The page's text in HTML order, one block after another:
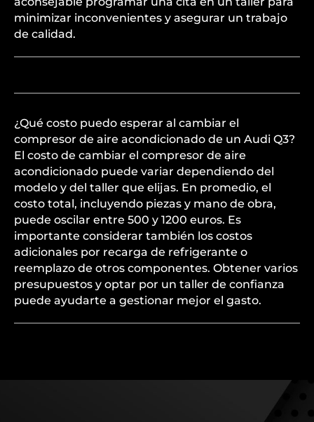
minimizar inconvenientes y asegurar un trabajo
de calidad.
¿Qué costo puedo esperar al cambiar el
compresor de aire acondicionado de un Audi Q3?
El costo de cambiar el compresor de aire
acondicionado puede variar dependiendo del
modelo y del taller que elijas. En promedio, el
costo total, incluyendo piezas y mano de obra,
puede oscilar entre 500 y 1200 euros. Es
importante considerar también los costos
adicionales por recarga de refrigerante o
reemplazo de otros componentes. Obtener varios
presupuestos y optar por un taller de confianza
puede ayudarte a gestionar mejor el gasto.